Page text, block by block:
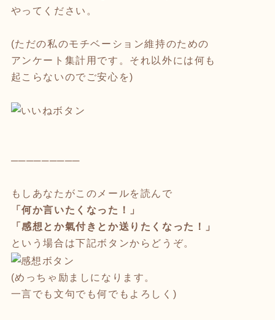
やってください。
(ただの私のモチベーション維持のための
アンケート集計用です。それ以外には何も
起こらないのでご安心を)
─────────
もしあなたがこのメールを読んで
「何か言いたくなった！」
「感想とか氣付きとか送りたくなった！」
という場合は下記ボタンからどうぞ。
(めっちゃ励ましになります。
一言でも文句でも何でもよろしく)